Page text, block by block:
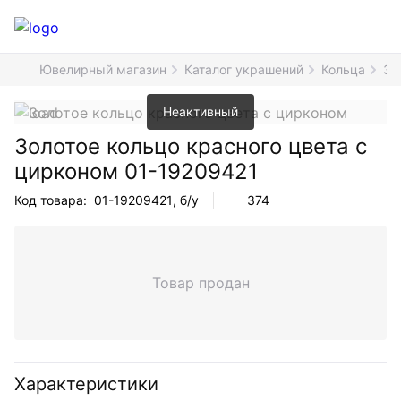
Ювелирный магазин Каталог украшений Кольца
Неактивный
Золотое кольцо красного цвета с
цирконом 01-19209421
Код товара: 01-19209421, б/у 374
Товар продан
Характеристики